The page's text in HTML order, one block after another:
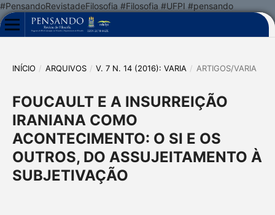
#PensandoRevistadeFilosofia #Filosofia #UFPI #pensando
INÍCIO / ARQUIVOS / V. 7 N. 14 (2016): VARIA / ARTIGOS/VARIA
FOUCAULT E A INSURREIÇÃO
IRANIANA COMO
ACONTECIMENTO: O SI E OS
OUTROS, DO ASSUJEITAMENTO À
SUBJETIVAÇÃO